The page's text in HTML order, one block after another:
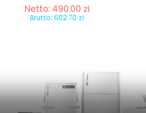
Netto: 490.00 zł
Brutto: 602.70 zł